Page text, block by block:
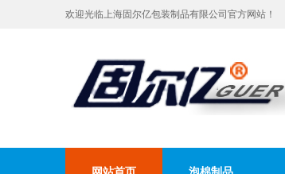
欢迎光临上海固尔亿包装制品有限公司官方网站！